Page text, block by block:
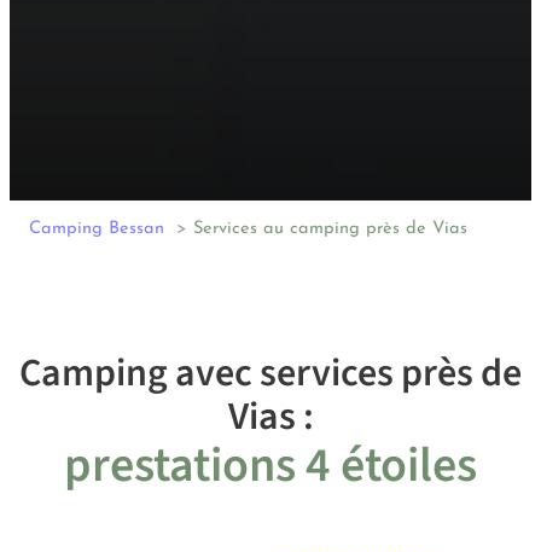
Camping Bessan Services au camping près de Vias
Camping avec services près de
Vias :
prestations 4 étoiles